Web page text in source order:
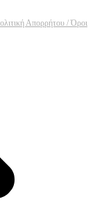
Απορρήτου / Όροι